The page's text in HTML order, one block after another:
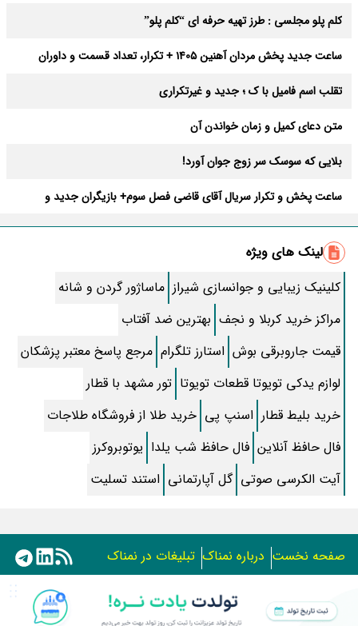
کلم پلو مجلسی : طرز تهیه حرفه ای “کلم پلو”
ساعت جدید پخش مردان آهنین 1405 + تکرار، تعداد قسمت و داوران
تقلب اسم فامیل با ک ؛ جدید و غیرتکراری
متن دعای کمیل و زمان خواندن آن
بلایی که سوسک سر زوج جوان آورد!
ساعت پخش و تکرار سریال آقای قاضی فصل سوم+ بازیگران جدید و
طرز تهیه سالاد ماکارونی خانگی خوشمزه و لذیذ + آموزش تصویری
طرز تهیه پاستا با سس آلفردو و مرغ فوری + آموزش تصویری پنه
جواب کامل اسم فامیل با “س”
ماه قرمز نشانه آخر دنیا در آسمان ظاهر شد !
جملات زیبا برای بهترین پدر دنیا
معجزات سوره توحید در برآورده شدن سریع حاجت
سریال نگین ارباب از چه شبکه ای پخش میشود؟ + تکرار و بازیگران
تقلب اسم فامیل سخت با حرف “چ”
بازیگران سریال رویای نیمه شب کنار همسر و خانواده شان+ عکسهای
شخصی جذاب
ادویه های لاغر کننده برای شما که چاق هستید
لینک های ویژه
کلینیک زیبایی و جوانسازی شیراز ماساژور گردن و شانه
مراکز خرید کربلا و نجف بهترین ضد آفتاب
قیمت جاروبرقی بوش استارز تلگرام مرجع پاسخ معتبر پزشکان
لوازم یدکی تویوتا قطعات تویوتا تور مشهد با قطار
خرید بلیط قطار اسنپ پی خرید طلا از فروشگاه طلاجات
فال حافظ آنلاین فال حافظ شب یلدا یوتوبروکرز
آیت الکرسی صوتی گل آپارتمانی استند تسلیت
صفحه نخست درباره نمناک تبلیغات در نمناک
استفاده از مطالب اختصاصی سایت نمناک در سایر رسانه ها فقط
با کسب مجوز امکان پذیر است.